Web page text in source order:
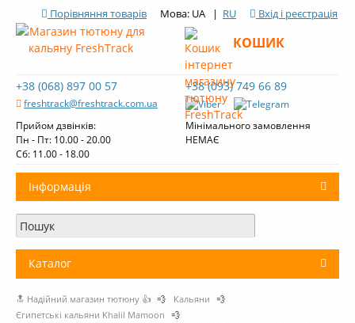
Порівняння товарів Мова: UA | RU Вхід і реєстрація
+38 (068) 897 00 57
freshtrack@freshtrack.com.ua
+38 (093) 749 66 89
Прийом дзвінків:
Пн - Пт: 10.00 - 20.00
Cб: 11.00 - 18.00
Мінімального замовлення
НЕМАЄ
КОШИК
Інформація
Про нас
Доставка і оплата
Огляди тютюну Fresh Track
Каталог
Тютюн для кальяну
🔝 Надійний магазин тютюну 👍 💨 Кальяни 💨
Єгипетські кальяни Khalil Mamoon 💨